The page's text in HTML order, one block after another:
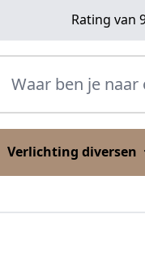
Rating van
op zoek?
Verlichting diversen